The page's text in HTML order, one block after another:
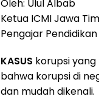
Oleh: Ulul Albab
Ketua ICMI Jawa
Pengajar
KASUS korupsi
bahwa korupsi di
dan mudah dikenali.